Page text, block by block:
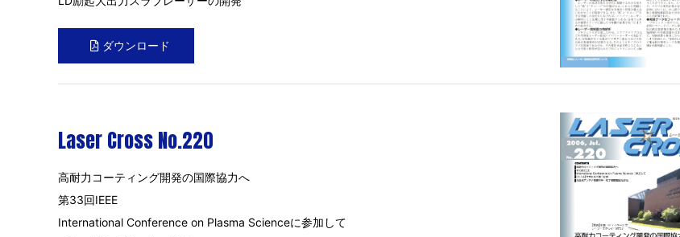
ダウンロード
Laser Cross No.220
高耐力コーティング開発の国際協力へ
第33回IEEE
International Conference on Plasma Scienceに参加して